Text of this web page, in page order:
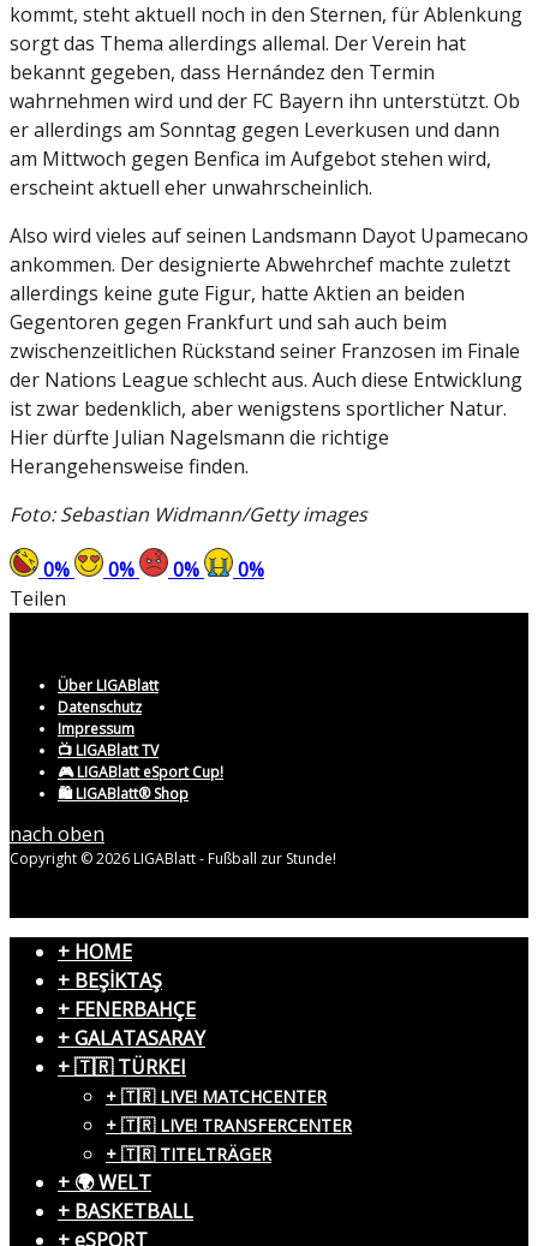
kommt, steht aktuell noch in den Sternen, für Ablenkung
sorgt das Thema allerdings allemal. Der Verein hat
bekannt gegeben, dass Hernández den Termin
wahrnehmen wird und der FC Bayern ihn unterstützt. Ob
er allerdings am Sonntag gegen Leverkusen und dann
am Mittwoch gegen Benfica im Aufgebot stehen wird,
erscheint aktuell eher unwahrscheinlich.
Also wird vieles auf seinen Landsmann Dayot Upamecano
ankommen. Der designierte Abwehrchef machte zuletzt
allerdings keine gute Figur, hatte Aktien an beiden
Gegentoren gegen Frankfurt und sah auch beim
zwischenzeitlichen Rückstand seiner Franzosen im Finale
der Nations League schlecht aus. Auch diese Entwicklung
ist zwar bedenklich, aber wenigstens sportlicher Natur.
Hier dürfte Julian Nagelsmann die richtige
Herangehensweise finden.
Foto: Sebastian Widmann/Getty images
0% 0% 0% 0%
Teilen
Über LIGABlatt
Datenschutz
Impressum
📺 LIGABlatt TV
🎮 LIGABlatt eSport Cup!
🛍️ LIGABlatt® Shop
nach oben
Copyright © 2026 LIGABlatt - Fußball zur Stunde!
+ HOME
+ BEŞİKTAŞ
+ FENERBAHÇE
+ GALATASARAY
+ 🇹🇷 TÜRKEI
+ 🇹🇷 LIVE! MATCHCENTER
+ 🇹🇷 LIVE! TRANSFERCENTER
+ 🇹🇷 TITELTRÄGER
+ 🌍 WELT
+ BASKETBALL
+ eSPORT